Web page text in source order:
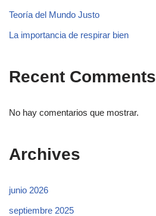
Teoría del Mundo Justo
La importancia de respirar bien
Recent Comments
No hay comentarios que mostrar.
Archives
junio 2026
septiembre 2025